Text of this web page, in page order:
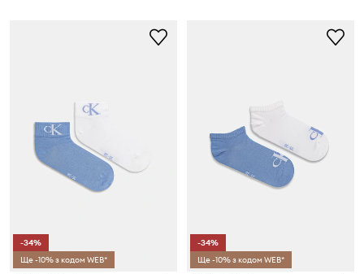
-34%
Ще -10% з кодом WEB*
-34%
Ще -10% з кодом WEB*